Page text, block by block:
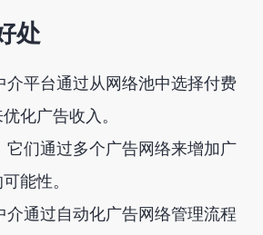
处
介平台通过从网络池中选择付费
化广告收入。
它们通过多个广告网络来增加广
能性。
介通过自动化广告网络管理流程